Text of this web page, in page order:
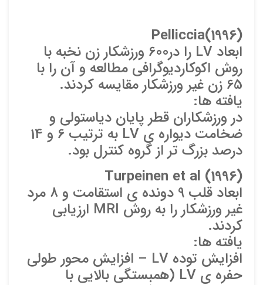
Pelliccia(1996)
ابعاد LV را در600 ورزشکار زن نخبه با
روش اکوکارديوگرافي مطالعه و آن را با
65 زن غير ورزشکار مقايسه کردند.
يافته ها:
در ورزشکاران قطر پايان دياستولي و
ضخامت ديواره ي LV به ترتيب 6 و 14
درصد بزرگ تر از گروه کنترل بود.
Turpeinen et al (1996)
ابعاد قلب 9 دونده ي استقامت و 8 مرد
غير ورزشکار را به روش MRI ارزيابي
کردند.
يافته ها:
افزايش توده LV – افزايش محور طولي
حفره ي LV (همبستگي بالايي با